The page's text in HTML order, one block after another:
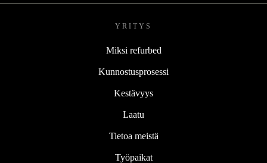
YRITYS
Miksi refurbed
Kunnostusprosessi
Kestävyys
Laatu
Tietoa meistä
Työpaikat